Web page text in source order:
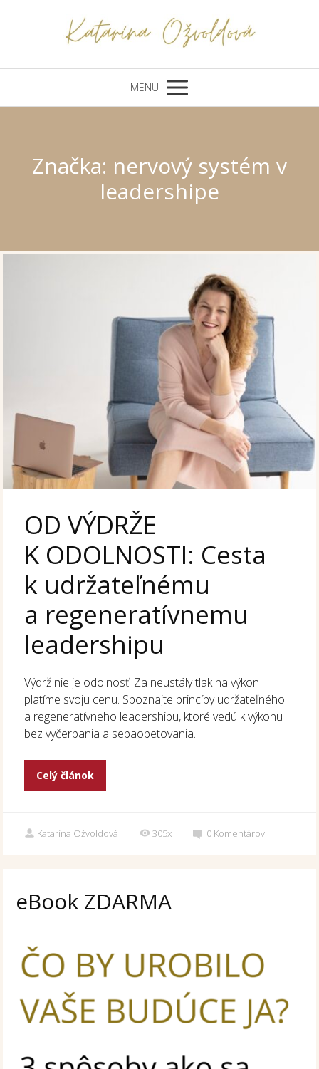
MENU
Značka: nervový systém v
leadershipe
OD VÝDRŽE
K ODOLNOSTI: Cesta
k udržateľnému
a regeneratívnemu
leadershipu
Výdrž nie je odolnosť. Za neustály tlak na výkon
platíme svoju cenu. Spoznajte princípy udržateľného
a regeneratívneho leadershipu, ktoré vedú k výkonu
bez vyčerpania a sebaobetovania.
Celý článok
Katarína Ožvoldová 305x 0 Komentárov
eBook ZDARMA